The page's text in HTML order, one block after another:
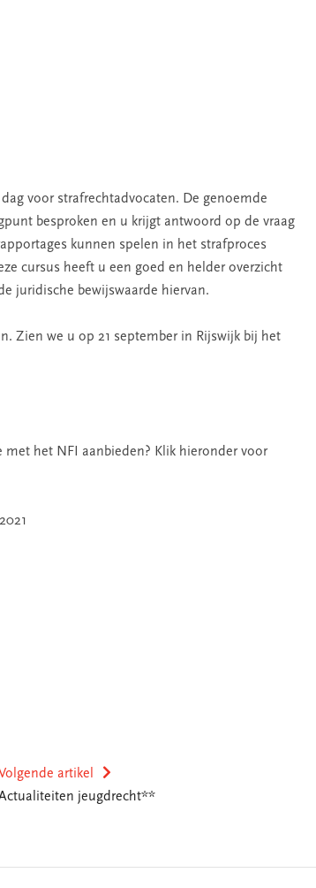
voor strafrechtadvocaten. De genoemde
besproken en u krijgt antwoord op de vraag
kunnen spelen in het strafproces
cursus heeft u een goed en helder overzicht
juridische bewijswaarde hiervan.
Zien we u op 21 september in Rijswijk bij het
met het NFI aanbieden? Klik hieronder voor
artikel
jeugdrecht**